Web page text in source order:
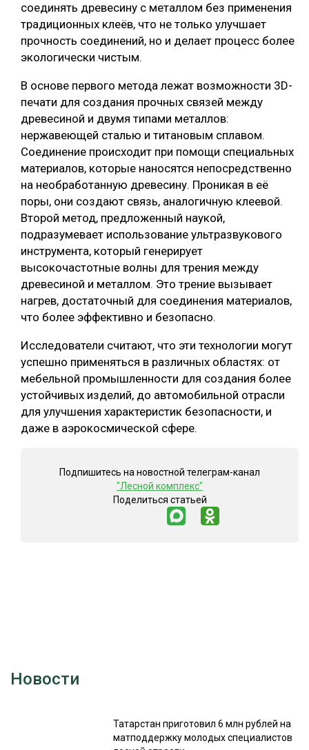
ПРОИЗВОДСТВО ДРЕВЕСНЫХ ПЛИТ
ЦБП
ЛЕСОПИЛЕНИЕ
ДЕРЕВЯННОЕ ДОМОСТРОЕНИЕ
БЕЗОПАСНОЕ ПРОИЗВОДСТВО
СОРТИРОВКА ДРЕВЕСИНЫ
СУШКА ДРЕВЕСИНЫ
МЕБЕЛЬНОЕ ПРОИЗВОДСТВО
соединять древесину с металлом без применения
традиционных клеёв, что не только улучшает
прочность соединений, но и делает процесс более
экологически чистым.
В основе первого метода лежат возможности 3D-
печати для создания прочных связей между
древесиной и двумя типами металлов:
нержавеющей сталью и титановым сплавом.
Соединение происходит при помощи специальных
материалов, которые наносятся непосредственно
на необработанную древесину. Проникая в её
поры, они создают связь, аналогичную клеевой.
Второй метод, предложенный наукой,
подразумевает использование ультразвукового
инструмента, который генерирует
высокочастотные волны для трения между
древесиной и металлом. Это трение вызывает
нагрев, достаточный для соединения материалов,
что более эффективно и безопасно.
Исследователи считают, что эти технологии могут
успешно применяться в различных областях: от
мебельной промышленности для создания более
устойчивых изделий, до автомобильной отрасли
для улучшения характеристик безопасности, и
даже в аэрокосмической сфере.
Подпишитесь на новостной телеграм-канал
"Лесной комплекс"
Поделиться статьей
Новости
Татарстан приготовил 6 млн рублей на
матподдержку молодых специалистов